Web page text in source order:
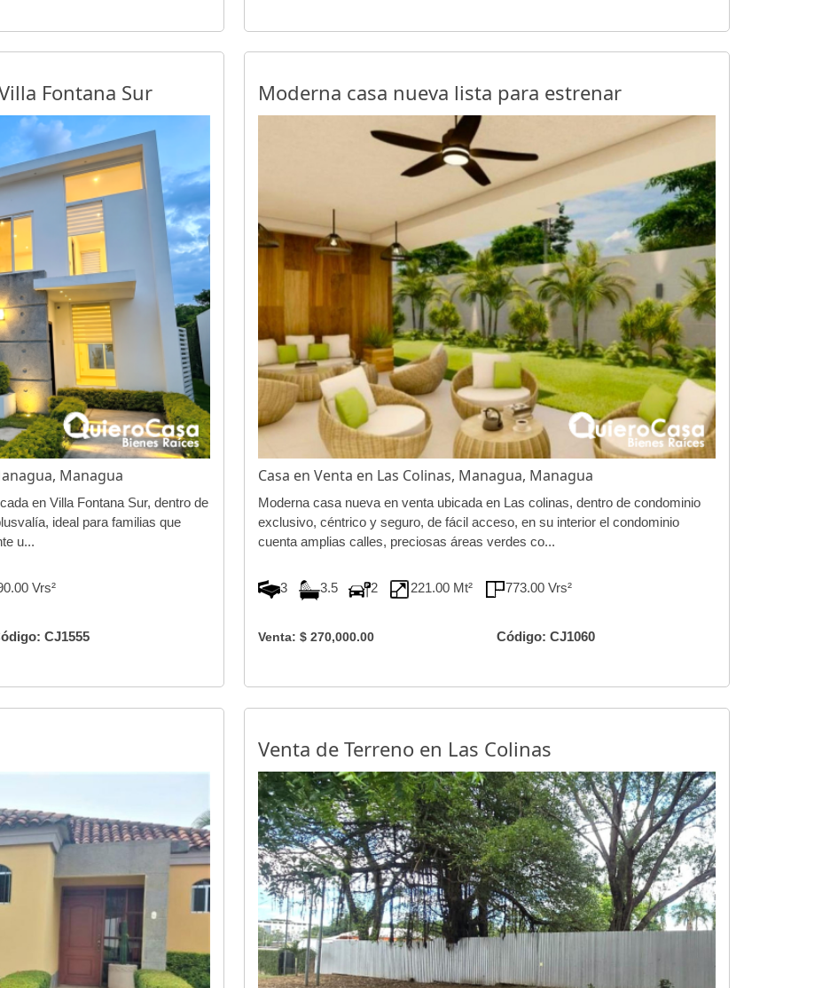
Fontana Sur
Managua
en Villa Fontana Sur, dentro de
ideal para familias que
u...
Vrs²
CJ1555
Moderna casa nueva lista para estrenar
Casa en Venta en Las Colinas, Managua, Managua
Moderna casa nueva en venta ubicada en Las colinas, dentro de condominio
exclusivo, céntrico y seguro, de fácil acceso, en su interior el condominio
cuenta amplias calles, preciosas áreas verdes co...
3 3.5 2 221.00 Mt² 773.00 Vrs²
Venta: $ 270,000.00 Código: CJ1060
Venta de Terreno en Las Colinas